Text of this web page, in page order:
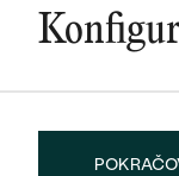
Mohlo by